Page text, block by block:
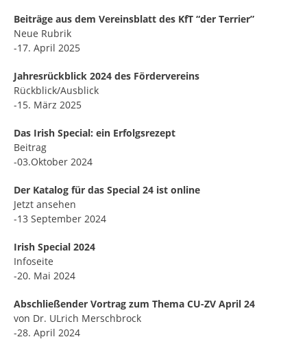
Beiträge aus dem Vereinsblatt des KfT “der Terrier”
Neue Rubrik
-17. April 2025
Jahresrückblick 2024 des Fördervereins
Rückblick/Ausblick
-15. März 2025
Das Irish Special: ein Erfolgsrezept
Beitrag
-03.Oktober 2024
Der Katalog für das Special 24 ist online
Jetzt ansehen
-13 September 2024
Irish Special 2024
Infoseite
-20. Mai 2024
Abschließender Vortrag zum Thema CU-ZV April 24
von Dr. ULrich Merschbrock
-28. April 2024